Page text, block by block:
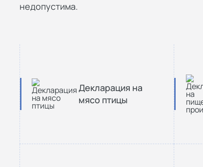
недопустима.
Декларация на
мясо птицы